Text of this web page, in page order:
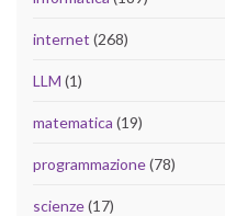
internet (268)
LLM (1)
matematica (19)
programmazione(78)
scienze(17)